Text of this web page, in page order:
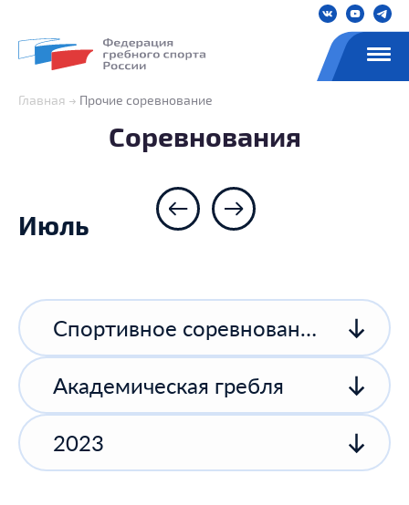
Главная Прочие соревнование
Соревнования
Июль
Спортивное соревнование спортивной организации
Академическая гребля
2023